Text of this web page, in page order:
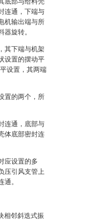
连通，下端与
机输出端与所
旋转。
其下端与机架
设置的摆动平
设置，其两端
置的两个，所
连通，底部与
体底部密封连
应设置的多
压引风支管上
。
相邻斜迭式振